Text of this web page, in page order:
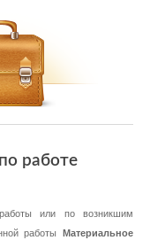
работе
или по возникшим
работы Материальное